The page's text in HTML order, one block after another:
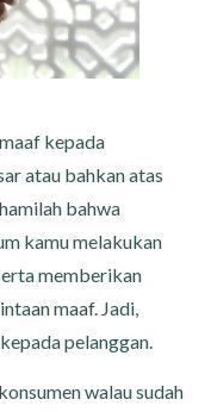
kepada
atau bahkan atas
bahwa
kamu melakukan
memberikan
maaf. Jadi,
pelanggan.
walau sudah